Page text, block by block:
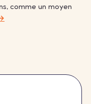
comme un moyen